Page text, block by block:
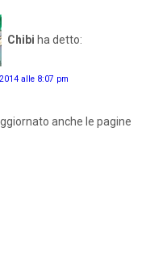
Chibi ha detto:
alle 8:07 pm
anche le pagine